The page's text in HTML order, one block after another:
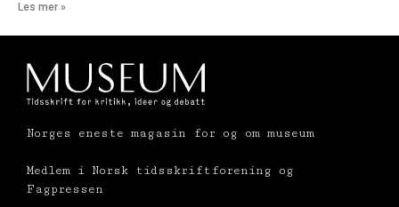
Les mer »
Norges eneste magasin for og om museum
Medlem i Norsk tidsskriftforening og
Fagpressen